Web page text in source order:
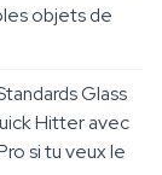
objets de
Glass
Hitter avec
si tu veux le